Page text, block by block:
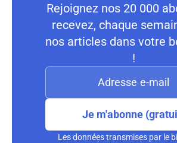
Rejoignez nos 20 000
recevez, chaque
nos articles dans votre
!
Je m'abonne
Les données transmises par le